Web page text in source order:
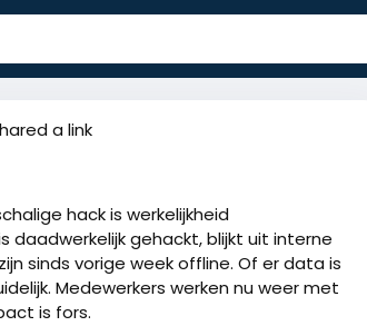
a link
hack is werkelijkheid
daadwerkelijk gehackt, blijkt uit interne
sinds vorige week offline. Of er data is
Medewerkers werken nu weer met
is fors.